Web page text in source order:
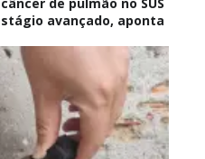
avançado, aponta